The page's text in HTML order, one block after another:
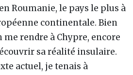
Roumanie, le pays le plus à
continentale. Bien
me rendre à Chypre, encore
sa réalité insulaire.
actuel, je tenais à